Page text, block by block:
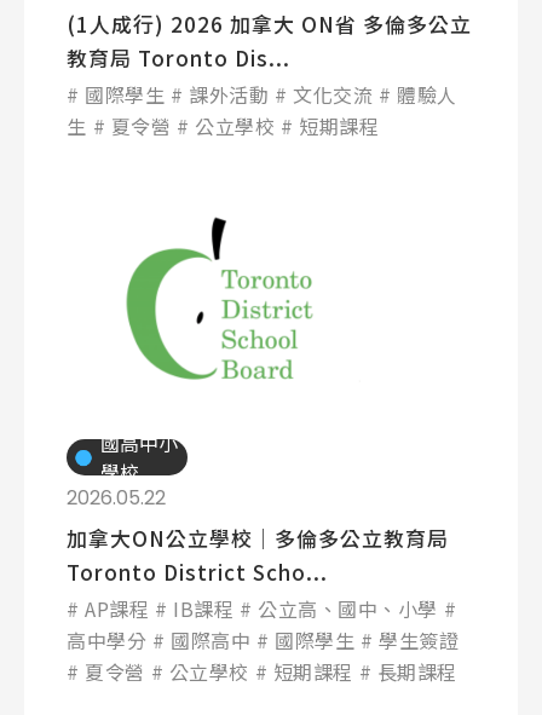
(1人成行) 2026 加拿大 ON省 多倫多公立
教育局 Toronto Dis...
國際學生 課外活動 文化交流
體驗人
生
夏令營 公立學校 短期課程
國高中小
學校
2026.05.22
加拿大ON公立學校│多倫多公立教育局
Toronto District Scho...
AP課程 IB課程
公立高、國中、小學
高中學分
國際高中 國際學生
學生簽證
夏令營
公立學校 短期課程 長期課程